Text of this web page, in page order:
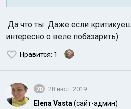
Да что ты. Даже если
интересно о веле побазарить)
Нравится: 1
70 28 июл. 2019
Elena Vasta (сайт-админ)